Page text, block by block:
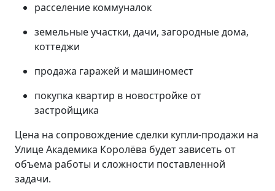
расселение коммуналок
земельные участки, дачи, загородные дома,
коттеджи
продажа гаражей и машиномест
покупка квартир в новостройке от
застройщика
Цена на сопровождение сделки купли-продажи на
Улице Академика Королёва будет зависеть от
объема работы и сложности поставленной
задачи.